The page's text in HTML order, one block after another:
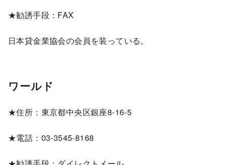
★勧誘手段：FAX
日本貸金業協会の会員を装っている。
ワールド
★住所：東京都中央区銀座8-16-5
★電話：03-3545-8168